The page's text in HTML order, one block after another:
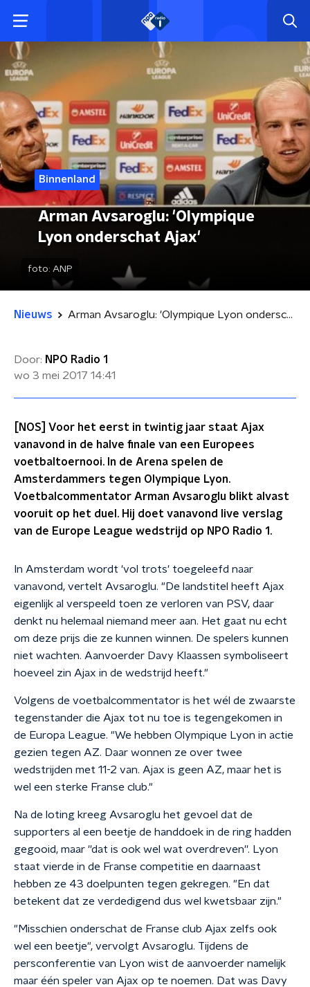
Binnenland
Arman Avsaroglu: 'Olympique
Lyon onderschat Ajax'
foto: ANP
Nieuws Arman Avsaroglu: 'Olympique Lyon onderschat Ajax'
Door: NPO Radio 1
wo 3 mei 2017 14:41
[NOS] Voor het eerst in twintig jaar staat Ajax
vanavond in de halve finale van een Europees
voetbaltoernooi. In de Arena spelen de
Amsterdammers tegen Olympique Lyon.
Voetbalcommentator Arman Avsaroglu blikt alvast
vooruit op het duel. Hij doet vanavond live verslag
van de Europe League wedstrijd op NPO Radio 1.
In Amsterdam wordt 'vol trots' toegeleefd naar
vanavond, vertelt Avsaroglu. "De landstitel heeft Ajax
eigenlijk al verspeeld toen ze verloren van PSV, daar
denkt nu helemaal niemand meer aan. Het gaat nu echt
om deze prijs die ze kunnen winnen. De spelers kunnen
niet wachten. Aanvoerder Davy Klaassen symboliseert
hoeveel zin Ajax in de wedstrijd heeft."
Volgens de voetbalcommentator is het wél de zwaarste
tegenstander die Ajax tot nu toe is tegengekomen in
de Europa League. "We hebben Olympique Lyon in actie
gezien tegen AZ. Daar wonnen ze over twee
wedstrijden met 11-2 van. Ajax is geen AZ, maar het is
wel een sterke Franse club."
Na de loting kreeg Avsaroglu het gevoel dat de
supporters al een beetje de handdoek in de ring hadden
gegooid, maar ''dat is ook wel wat overdreven''. Lyon
staat vierde in de Franse competitie en daarnaast
hebben ze 43 doelpunten tegen gekregen. "En dat
betekent dat ze verdedigend dus wel kwetsbaar zijn."
"Misschien onderschat de Franse club Ajax zelfs ook
wel een beetje", vervolgt Avsaroglu. Tijdens de
persconferentie van Lyon wist de aanvoerder namelijk
maar één speler van Ajax op te noemen. Dat was Davy